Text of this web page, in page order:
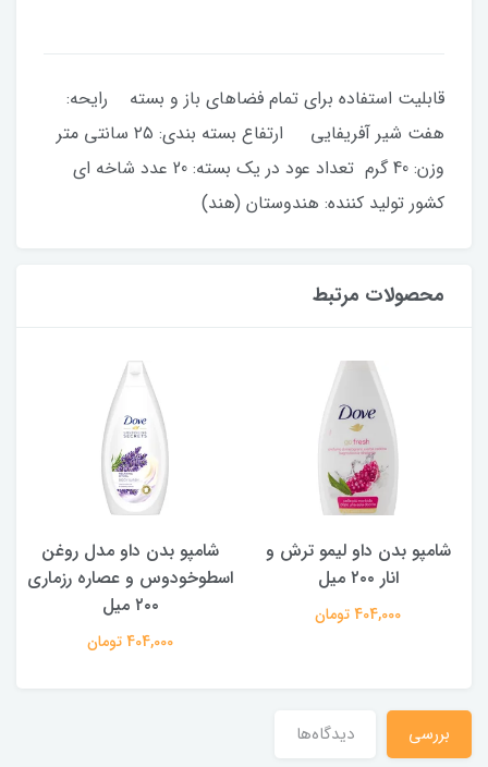
قابلیت استفاده برای تمام فضاهای باز و بسته رایحه‌:
هفت شیر آفریفایی ارتفاع بسته بندی: ۲۵ سانتی متر
وزن: 40 گرم تعداد عود در یک بسته: 20 عدد شاخه ای
کشور تولید کننده: هندوستان (هند)
محصولات مرتبط
شامپو بدن ‌داو مدل روغن
اسطوخودوس و عصاره رزماری
۲۰۰ میل
شامپو بدن داو با رایحه خیار و
چای سبز ۲۰۰ میل
404,000 تومان
بررسی دیدگاه‌ها